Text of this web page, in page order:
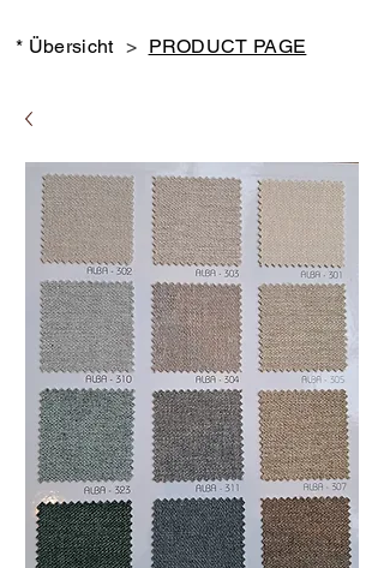
* Übersicht > PRODUCT PAGE